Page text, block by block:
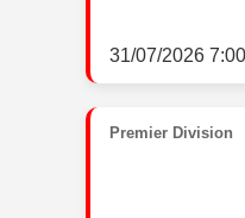
31/07/2026
Premier Division